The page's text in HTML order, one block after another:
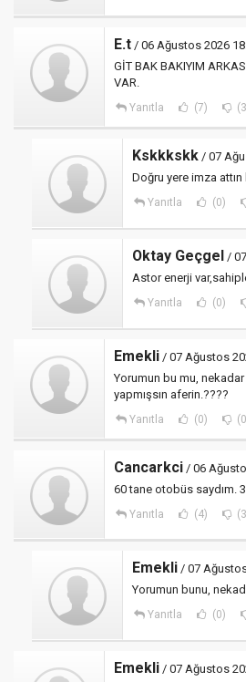
E.t / 06 Ağustos 2026
GİT BAK BAKIYIM
VAR.
Yanıtla (7)
Kskkkskk / 07
Doğru yere imza
Yanıtla (0)
Oktay Geçgel /
Astor enerji
Yanıtla (0)
Emekli / 07 Ağustos
Yorumun bu mu,
yapmışsın aferin.????
Yanıtla (0)
Cancarkci / 06
60 tane otobüs saydım.
Yanıtla (4)
Emekli / 07
Yorumun bunu,
Yanıtla (0)
Emekli / 07 Ağustos